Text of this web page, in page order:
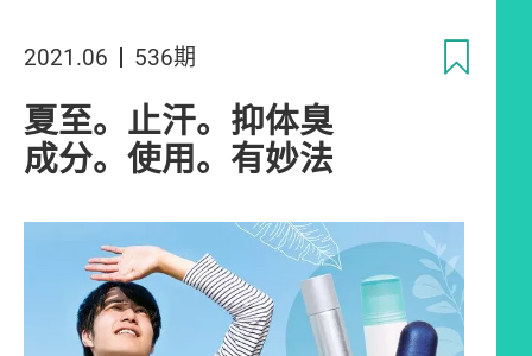
2021.06 536期
夏至。止汗。抑体臭
成分。使用。有妙法